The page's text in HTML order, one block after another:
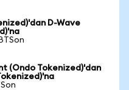
D-Wave
(Ondo Tokenized)'dan